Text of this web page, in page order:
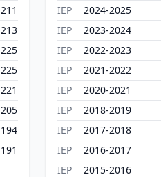
211
213
225
225
221
205
194
191
IEP 2024-2025
IEP
2023-2024
IEP
2022-2023
IEP
2021-2022
IEP
2020-2021
IEP
2018-2019
IEP
2017-2018
IEP
2016-2017
IEP
2015-2016